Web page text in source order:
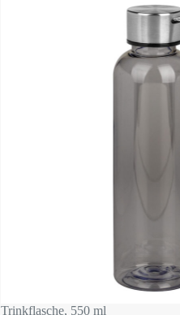
Trinkflasche, 550 ml